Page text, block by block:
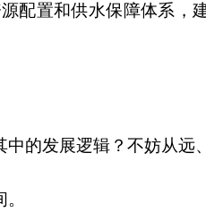
配置和供水保障体系，
的发展逻辑？不妨从远